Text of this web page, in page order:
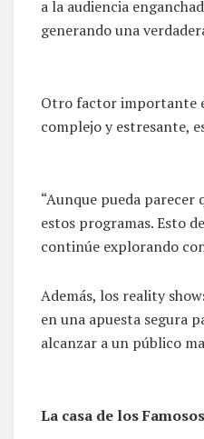
a la audiencia
generando una
Otro factor importante
complejo y estresante,
“Aunque pueda parecer
estos programas. Esto
continúe explorando
Además, los reality
en una apuesta segura
alcanzar a un público
La casa de los